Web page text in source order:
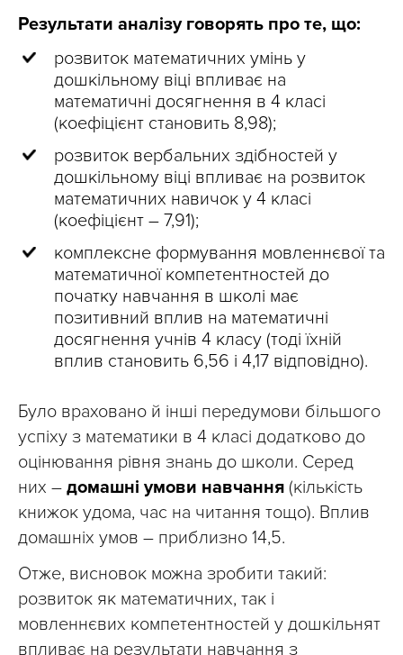
Результати аналізу говорять про те, що:
розвиток математичних умінь у
дошкільному віці впливає на
математичні досягнення в 4 класі
(коефіцієнт становить 8,98);
розвиток вербальних здібностей у
дошкільному віці впливає на розвиток
математичних навичок у 4 класі
(коефіцієнт – 7,91);
комплексне формування мовленнєвої та
математичної компетентностей до
початку навчання в школі має
позитивний вплив на математичні
досягнення учнів 4 класу (тоді їхній
вплив становить 6,56 і 4,17 відповідно).
Було враховано й інші передумови більшого
успіху з математики в 4 класі додатково до
оцінювання рівня знань до школи. Серед
них – домашні умови навчання (кількість
книжок удома, час на читання тощо). Вплив
домашніх умов – приблизно 14,5.
Отже, висновок можна зробити такий:
розвиток як математичних, так і
мовленнєвих компетентностей у дошкільнят
впливає на результати навчання з